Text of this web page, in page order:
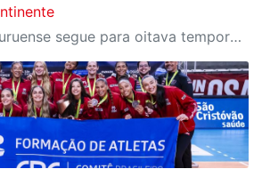
Capitã do time bauruense segue para oitava temporada consecutiva